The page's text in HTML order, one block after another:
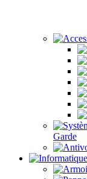
Garde